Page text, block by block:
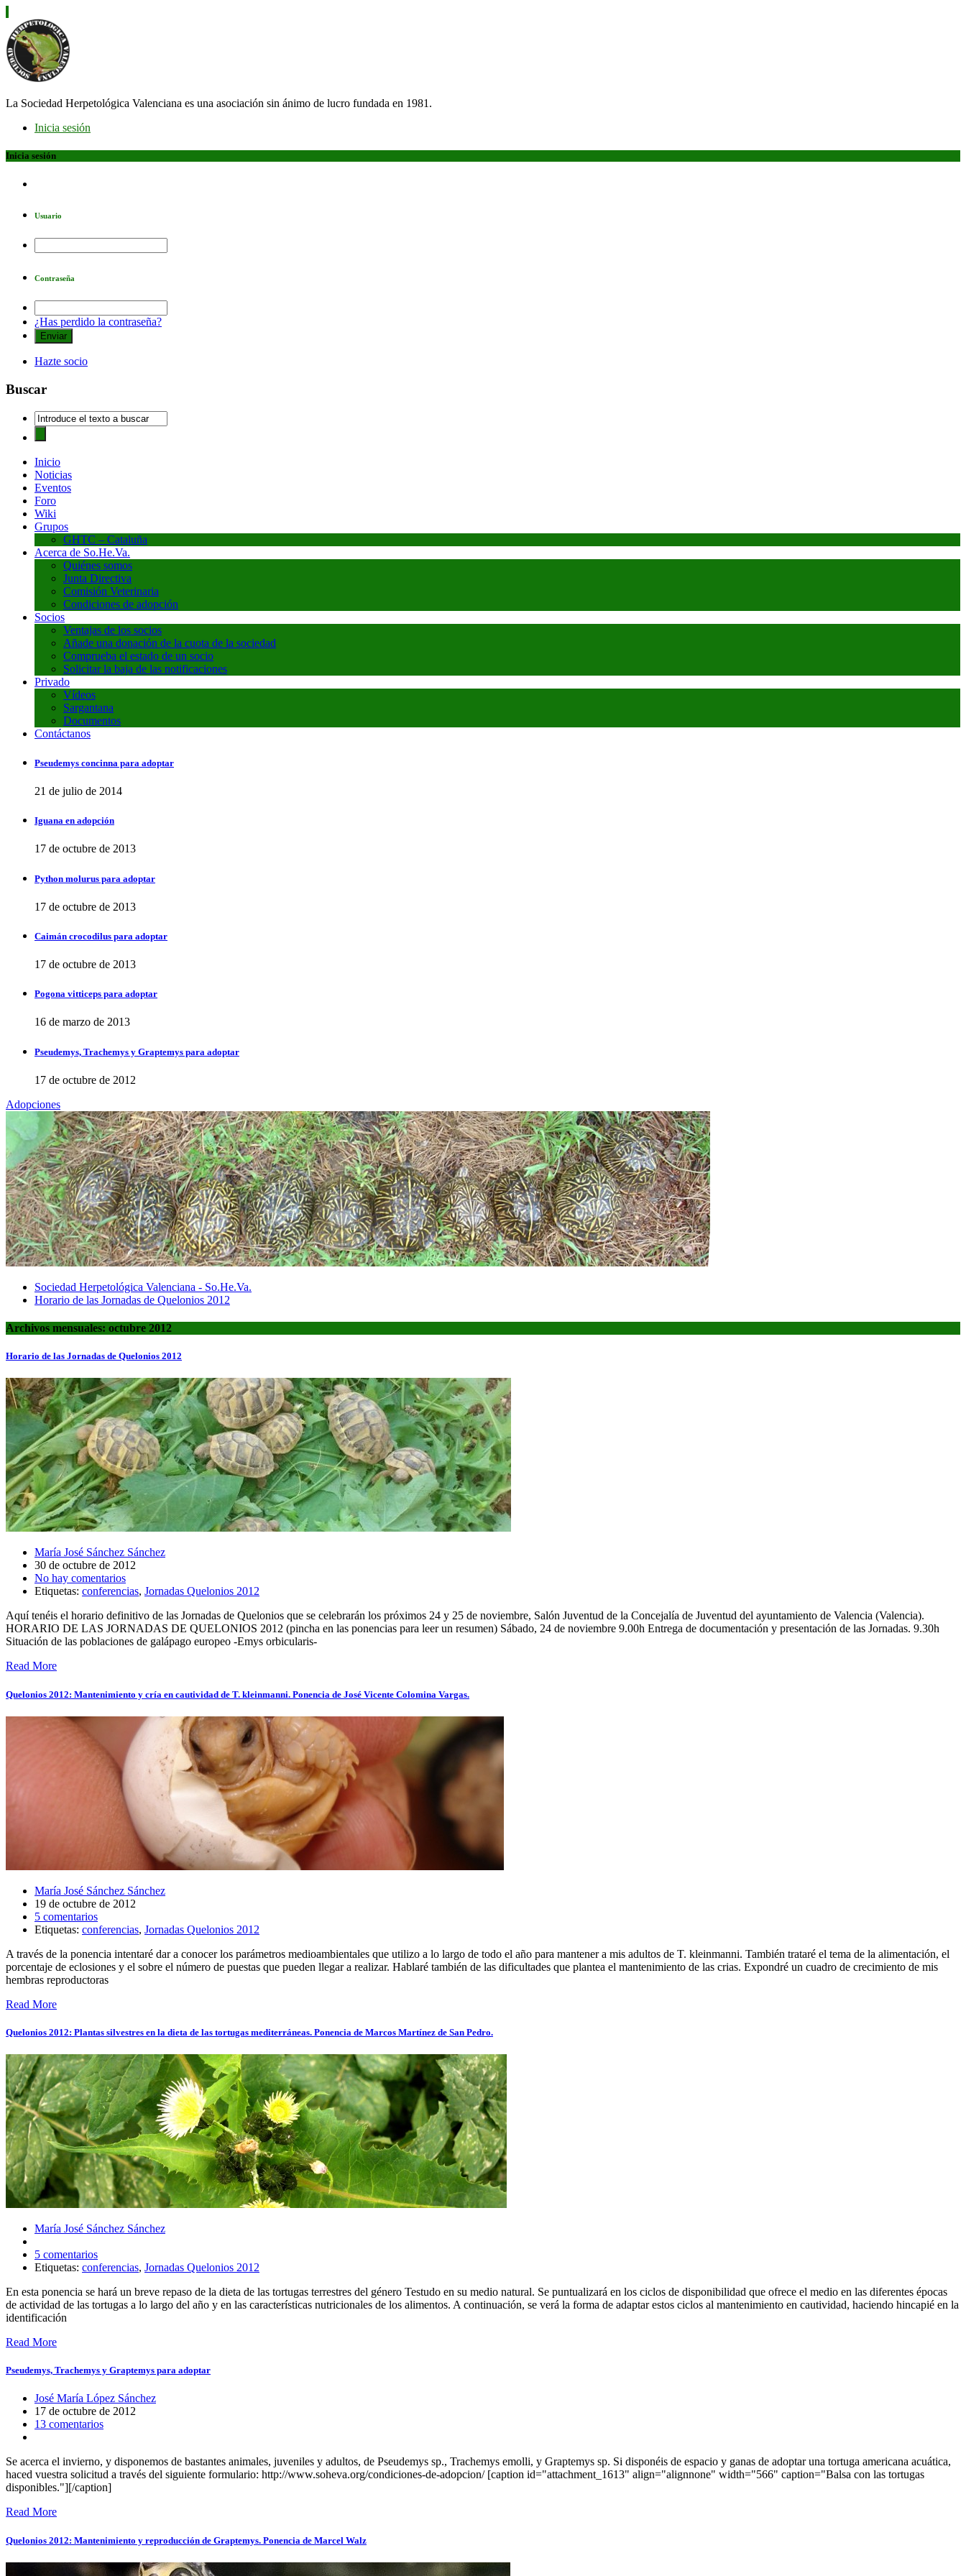
La Sociedad Herpetológica Valenciana es una asociación sin ánimo de lucro fundada en 1981.
Inicia sesión
Inicia sesión
Usuario
Contraseña
¿Has perdido la contraseña?
Hazte socio
Buscar
Inicio
Noticias
Eventos
Foro
Wiki
Grupos
GHTC – Cataluña
Acerca de So.He.Va.
Quiénes somos
Junta Directiva
Comisión Veterinaria
Condiciones de adopción
Socios
Ventajas de los socios
Añade una donación de la cuota de la sociedad
Comprueba el estado de un socio
Solicitar la baja de las notificaciones
Privado
Vídeos
Sargantana
Documentos
Contáctanos
Pseudemys concinna para adoptar
21 de julio de 2014
Iguana en adopción
17 de octubre de 2013
Python molurus para adoptar
17 de octubre de 2013
Caimán crocodilus para adoptar
17 de octubre de 2013
Pogona vitticeps para adoptar
16 de marzo de 2013
Pseudemys, Trachemys y Graptemys para adoptar
17 de octubre de 2012
Adopciones
Sociedad Herpetológica Valenciana - So.He.Va.
Horario de las Jornadas de Quelonios 2012
Archivos mensuales: octubre 2012
Horario de las Jornadas de Quelonios 2012
María José Sánchez Sánchez
30 de octubre de 2012
No hay comentarios
Etiquetas: conferencias, Jornadas Quelonios 2012
Aquí tenéis el horario definitivo de las Jornadas de Quelonios que se celebrarán los próximos 24 y 25 de noviembre, Salón Juventud de la Concejalía de Juventud del ayuntamiento de Valencia (Valencia).
HORARIO DE LAS JORNADAS DE QUELONIOS 2012 (pincha en las ponencias para leer un resumen) Sábado, 24 de noviembre 9.00h Entrega de documentación y presentación de las Jornadas. 9.30h
Situación de las poblaciones de galápago europeo -Emys orbicularis-
Read More
Quelonios 2012: Mantenimiento y cría en cautividad de T. kleinmanni. Ponencia de José Vicente Colomina Vargas.
María José Sánchez Sánchez
19 de octubre de 2012
5 comentarios
Etiquetas: conferencias, Jornadas Quelonios 2012
A través de la ponencia intentaré dar a conocer los parámetros medioambientales que utilizo a lo largo de todo el año para mantener a mis adultos de T. kleinmanni. También trataré el tema de la alimentación, el
porcentaje de eclosiones y el sobre el número de puestas que pueden llegar a realizar. Hablaré también de las dificultades que plantea el mantenimiento de las crias. Expondré un cuadro de crecimiento de mis
hembras reproductoras
Read More
Quelonios 2012: Plantas silvestres en la dieta de las tortugas mediterráneas. Ponencia de Marcos Martínez de San Pedro.
María José Sánchez Sánchez
5 comentarios
Etiquetas: conferencias, Jornadas Quelonios 2012
En esta ponencia se hará un breve repaso de la dieta de las tortugas terrestres del género Testudo en su medio natural. Se puntualizará en los ciclos de disponibilidad que ofrece el medio en las diferentes épocas
de actividad de las tortugas a lo largo del año y en las características nutricionales de los alimentos. A continuación, se verá la forma de adaptar estos ciclos al mantenimiento en cautividad, haciendo hincapié en la
identificación
Read More
Pseudemys, Trachemys y Graptemys para adoptar
José María López Sánchez
17 de octubre de 2012
13 comentarios
Se acerca el invierno, y disponemos de bastantes animales, juveniles y adultos, de Pseudemys sp., Trachemys emolli, y Graptemys sp. Si disponéis de espacio y ganas de adoptar una tortuga americana acuática,
haced vuestra solicitud a través del siguiente formulario: http://www.soheva.org/condiciones-de-adopcion/ [caption id="attachment_1613" align="alignnone" width="566" caption="Balsa con las tortugas
disponibles."][/caption]
Read More
Quelonios 2012: Mantenimiento y reproducción de Graptemys. Ponencia de Marcel Walz